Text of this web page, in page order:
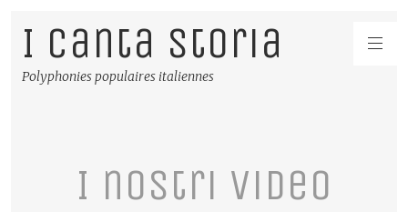
I Canta Storia
Polyphonies populaires italiennes
I nostri video